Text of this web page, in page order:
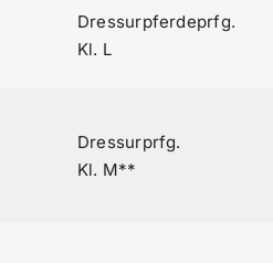
Dressurpferdeprfg.
Kl. L
Dressurprfg.
Kl. M**